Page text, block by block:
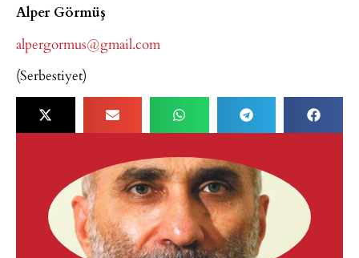
Alper Görmüş
alpergormus@gmail.com
(Serbestiyet)